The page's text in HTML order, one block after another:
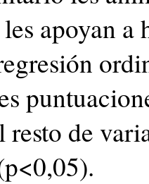
apoyan
resto de